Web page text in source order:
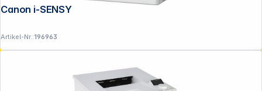
Canon i-SENSYS LBP 673 Cdw II
Artikel-Nr.:196963